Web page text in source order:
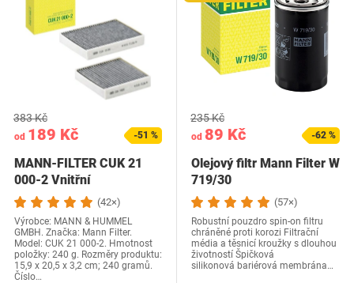
od 189 Kč
383 Kč
-51 %
MANN-FILTER CUK 21
000-2 Vnitřní
filtr/kabinový
vzduchový…
(42×)
Výrobce: MANN & HUMMEL
GMBH. Značka: Mann Filter.
Model: CUK 21 000-2. Hmotnost
položky: 240 g. Rozměry produktu:
15,9 x 20,5 x 3,2 cm; 240 gramů.
Číslo…
od 89 Kč
235 Kč
-62 %
Olejový filtr Mann Filter W
719/30
(57×)
Robustní pouzdro spin-on filtru
chráněné proti korozi Filtrační
média a těsnicí kroužky s dlouhou
životností Špičková
silikonová bariérová membrána…